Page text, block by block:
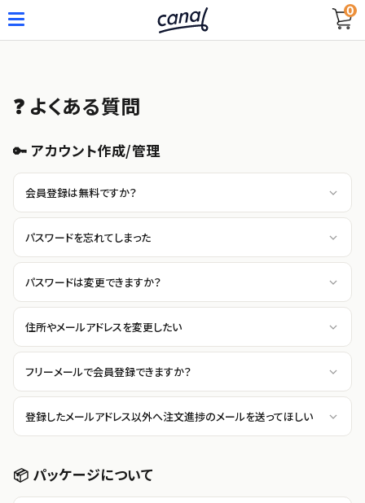
0
❓ よくある質問
🔑 アカウント作成/管理
会員登録は無料ですか？
パスワードを忘れてしまった
パスワードは変更できますか？
住所やメールアドレスを変更したい
フリーメールで会員登録できますか？
登録したメールアドレス以外へ注文進捗のメールを送ってほしい
📦 パッケージについて